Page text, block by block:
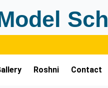
Roshni Contact